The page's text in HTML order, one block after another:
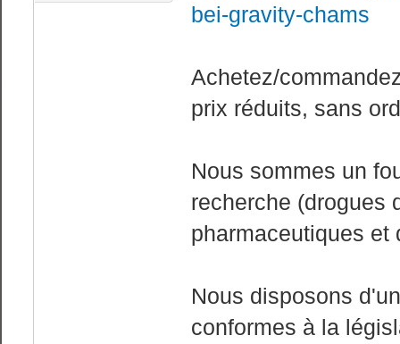
bei-gravity-chams
Achetez/
prix réduits, sans
Nous sommes un
recherche (drogues
pharmaceutiques et
Nous disposons
conformes à la